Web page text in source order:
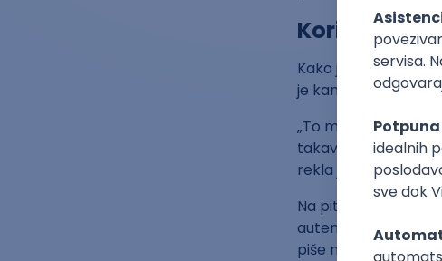
Korišćenje
Kako je navela,
je kandidat koristio
„To mogu biti
takav tekst na prvi
rekla je Kovačić.
Na pitanje da li
autentičnost
piše može da se